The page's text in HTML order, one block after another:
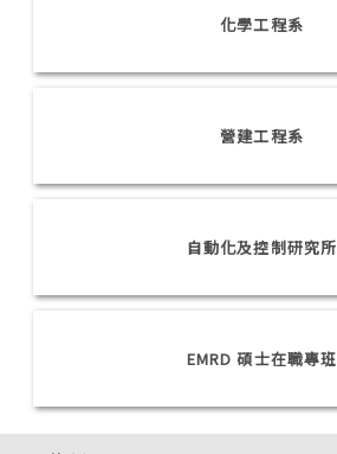
化學工程系
營建工程系
自動化及控制研究所
EMRD 碩士在職專班